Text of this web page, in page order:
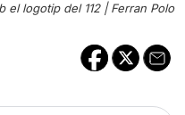
el logotip del 112 |Ferran Polo